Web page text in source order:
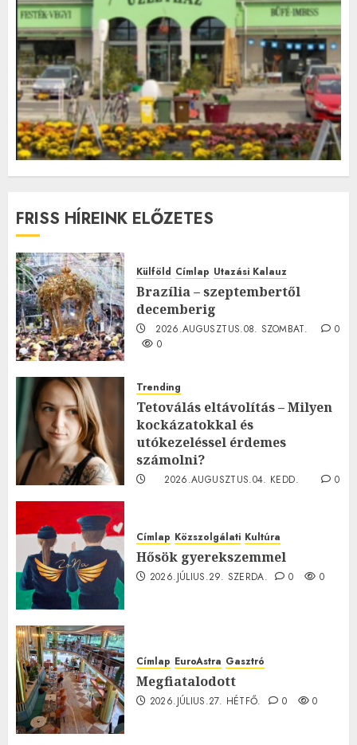
FRISS HÍREINK ELŐZETES
Külföld Címlap Utazási Kalauz
Brazília – szeptembertől
decemberig
2026.AUGUSZTUS.08. SZOMBAT.
0
0
Trending
Tetoválás eltávolítás – Milyen
kockázatokkal és
utókezeléssel érdemes
számolni?
2026.AUGUSZTUS.04. KEDD.
0
Címlap Közszolgálati Kultúra
Hősök gyerekszemmel
2026.JÚLIUS.29. SZERDA. 0 0
Címlap EuroAstra Gasztró
Megfiatalodott
2026.JÚLIUS.27. HÉTFŐ. 0 0